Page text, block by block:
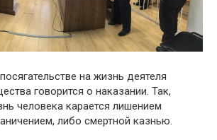
на жизнь деятеля
говорится о наказании. Так,
человека карается лишением
либо смертной казнью.